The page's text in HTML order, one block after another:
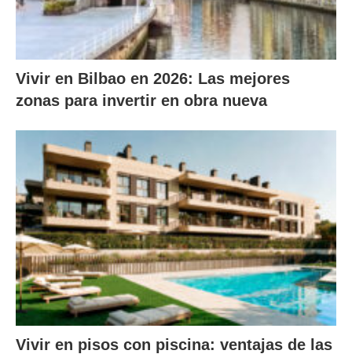
Vivir en Bilbao en 2026: Las mejores
zonas para invertir en obra nueva
Vivir en pisos con piscina: ventajas de las